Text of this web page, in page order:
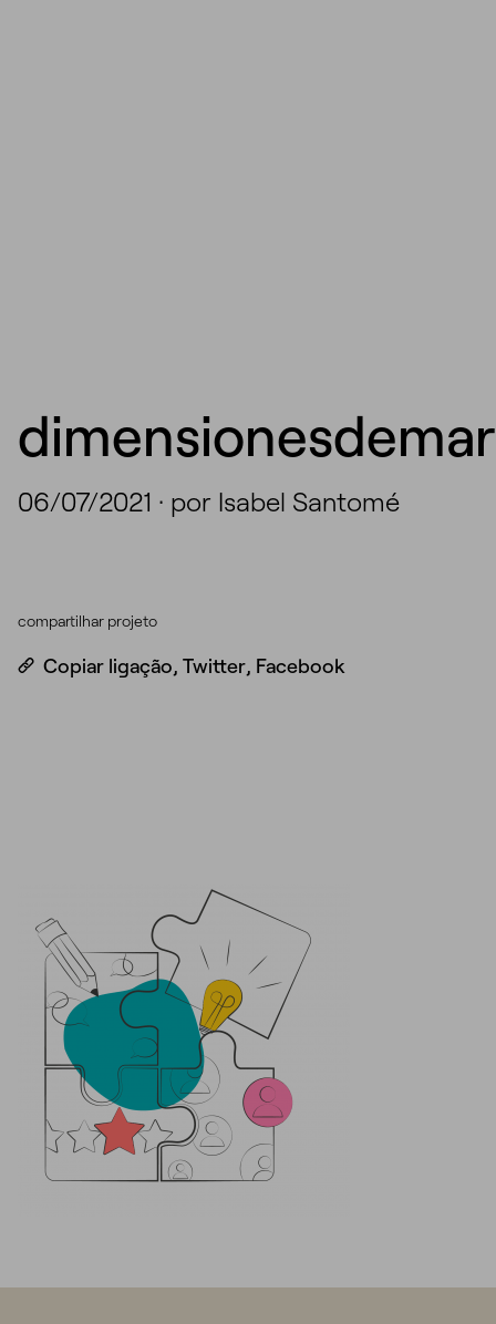
06/07/2021 · por Isabel Santomé
compartilhar projeto
Copiar ligação, Twitter, Facebook